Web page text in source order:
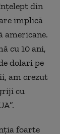
din
implică
cu 10 ani,
dolari pe
am crezut
cu
foarte